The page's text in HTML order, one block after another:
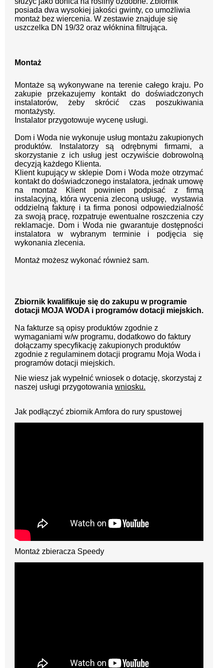
posiada dwa wysokiej jakości gwinty, co umożliwia
montaż bez wiercenia. W zestawie znajduje się
uszczelka DN 19/32 oraz włóknina filtrująca.
Montaż
Montaże są wykonywane na terenie całego kraju. Po
zakupie przekazujemy kontakt do doświadczonych
instalatorów, żeby skrócić czas poszukiwania
montażysty.
Instalator przygotowuje wycenę usługi.
Dom i Woda nie wykonuje usług montażu zakupionych
produktów. Instalatorzy są odrębnymi firmami, a
skorzystanie z ich usług jest oczywiście dobrowolną
decyzją każdego Klienta.
Klient kupujący w sklepie Dom i Woda może otrzymać
kontakt do doświadczonego instalatora, jednak umowę
na montaż Klient powinien podpisać z firmą
instalacyjną, która wycenia zleconą usługę, wystawia
oddzielną fakturę i ta firma ponosi odpowiedzialność
za swoją pracę, rozpatruje ewentualne roszczenia czy
reklamacje. Dom i Woda nie gwarantuje dostępności
instalatora w wybranym terminie i podjęcia się
wykonania zlecenia.
Montaż możesz wykonać również sam.
Zbiornik kwalifikuje się do zakupu w programie
dotacji MOJA WODA i programów dotacji miejskich.
Na fakturze są opisy produktów zgodnie z
wymaganiami w/w programu, dodatkowo do faktury
dołączamy specyfikację zakupionych produktów
zgodnie z regulaminem dotacji programu Moja Woda i
programów dotacji miejskich.
Nie wiesz jak wypełnić wniosek o dotację, skorzystaj z
naszej usługi przygotowania wniosku.
Jak podłączyć zbiornik Amfora do rury spustowej
Montaż zbieracza Speedy